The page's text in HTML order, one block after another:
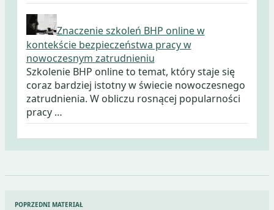
Znaczenie szkoleń BHP online w
kontekście bezpieczeństwa pracy w
nowoczesnym zatrudnieniu
Szkolenie BHP online to temat, który staje się
coraz bardziej istotny w świecie nowoczesnego
zatrudnienia. W obliczu rosnącej popularności
pracy …
Nawigacja
POPRZEDNI MATERIAŁ